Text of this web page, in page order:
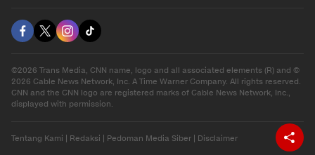
©2026 Trans Media, CNN name, logo and all associated elements (R) and ©
2026 Cable News Network, Inc. A Time Warner Company. All rights reserved.
CNN and the CNN logo are registered marks of Cable News Network, Inc.,
displayed with permission.
Tentang Kami Redaksi Pedoman Media Siber Disclaimer